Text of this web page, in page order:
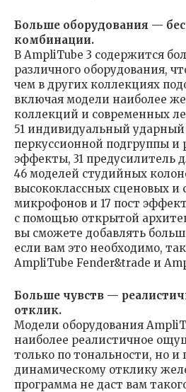
Больше оборудования —
комбинации.
В AmpliTube 3 содержится
различного оборудования,
чем в других коллекциях
включая модели наиболее
коллекций и современных
51 индивидуальный
перкуссионной подгруппы и
эффекты, 31 предусилитель
46 моделей студийных
высококлассных сценовых и
микрофонов и 17 пост
с помощью открытой
вы сможете добавлять
если вам это необходимо,
AmpliTube Fender&trade и
Больше чувств —
отклик.
Модели оборудования
наиболее реалистичное
только по тональности, но и
динамическому отклику
программа не даст вам